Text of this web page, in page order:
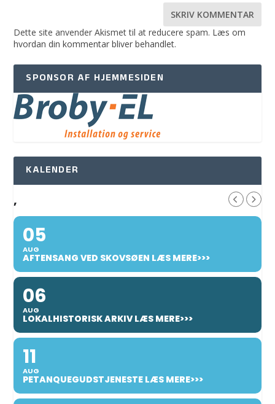
Dette site anvender Akismet til at reducere spam. Læs om
hvordan din kommentar bliver behandlet.
SPONSOR AF HJEMMESIDEN
KALENDER
,
05
AUG
AFTENSANG VED SKOVSØEN LÆS MERE>>>
06
AUG
LOKALHISTORISK ARKIV LÆS MERE>>>
11
AUG
PETANQUEGUDSTJENESTE LÆS MERE>>>